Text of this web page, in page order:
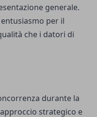
generale.
per il
che i datori di
durante la
strategico e